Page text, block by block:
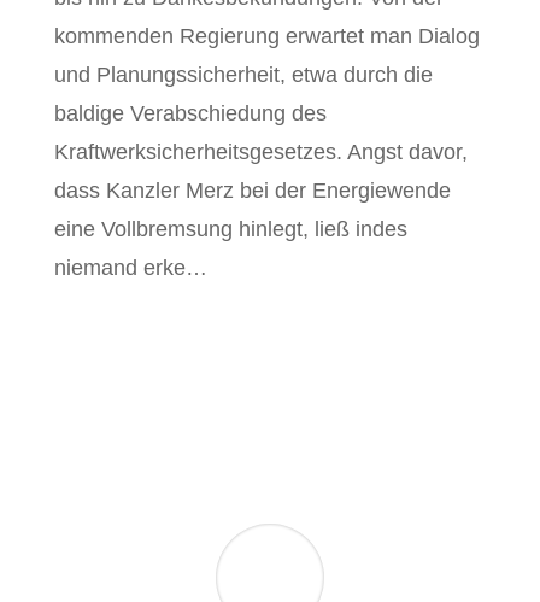
kommenden Regierung erwartet man Dialog
und Planungssicherheit, etwa durch die
baldige Verabschiedung des
Kraftwerksicherheitsgesetzes. Angst davor,
dass Kanzler Merz bei der Energiewende
eine Vollbremsung hinlegt, ließ indes
niemand erke…